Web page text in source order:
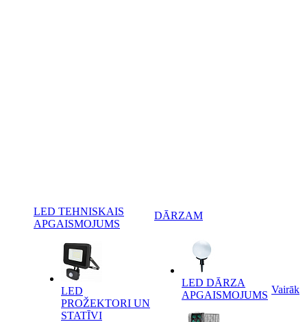
LED TEHNISKAIS
APGAISMOJUMS
LED
PROŽEKTORI UN
STATĪVI
DĀRZAM
LED DĀRZA
APGAISMOJUMS Vairāk